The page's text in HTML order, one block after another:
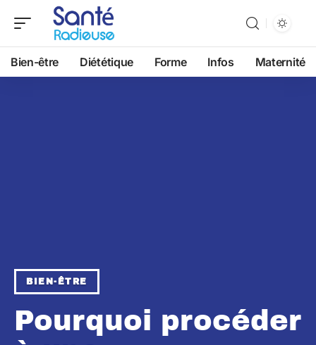
Bien-être Diététique Forme Infos Maternité
BIEN-ÊTRE
Pourquoi procéder